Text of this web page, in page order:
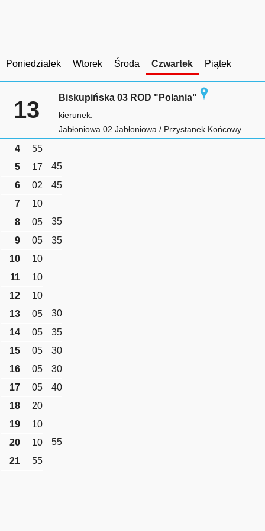
Poniedziałek Wtorek Środa Czwartek Piątek
13 Biskupińska 03 ROD "Polania"
kierunek:
Jabłoniowa 02 Jabłoniowa / Przystanek Końcowy
4
55
5
17
45
6
02
45
7
10
8
05
35
9
05
35
10
10
11
10
12
10
13
05
30
14
05
35
15
05
30
16
05
30
17
05
40
18
20
19
10
20
10
55
21
55